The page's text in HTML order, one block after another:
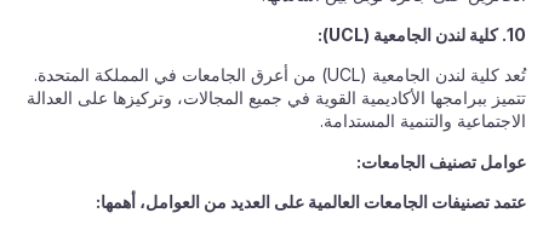
10. كلية لندن الجامعية (UCL):
تُعد كلية لندن الجامعية (UCL) من أعرق الجامعات في المملكة المتحدة.
تتميز ببرامجها الأكاديمية القوية في جميع المجالات، وتركيزها على العدالة
الاجتماعية والتنمية المستدامة.
عوامل تصنيف الجامعات:
عتمد تصنيفات الجامعات العالمية على العديد من العوامل، أهمها: